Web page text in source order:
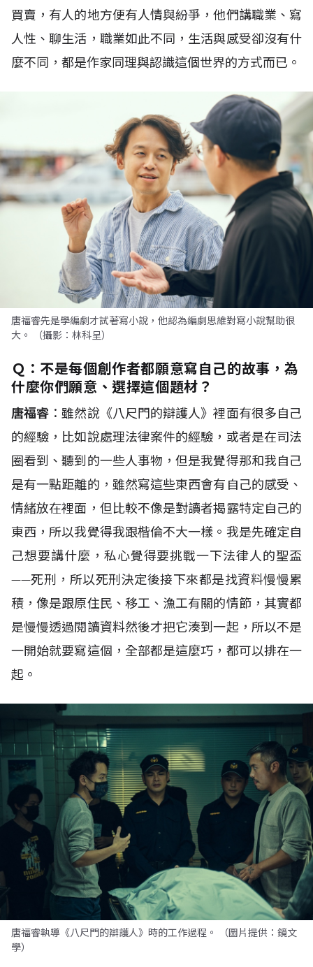
買賣，有人的地方便有人情與紛爭，他們講職業、寫
人性、聊生活，職業如此不同，生活與感受卻沒有什
麼不同，都是作家同理與認識這個世界的方式而已。
唐福睿先是學編劇才試著寫小說，他認為編劇思維對寫小說幫助很
大。 （攝影：林科呈）
Ｑ： 不是每個創作者都願意寫自己的故事，為
什麼你們願意、選擇這個題材？
唐福睿 ：雖然說《八尺門的辯護人》裡面有很多自己
的經驗，比如說處理法律案件的經驗，或者是在司法
圈看到、聽到的一些人事物，但是我覺得那和我自己
是有一點距離的，雖然寫這些東西會有自己的感受、
情緒放在裡面，但比較不像是對讀者揭露特定自己的
東西，所以我覺得我跟楷倫不大一樣。我是先確定自
己想要講什麼，私心覺得要挑戰一下法律人的聖盃
——死刑，所以死刑決定後接下來都是找資料慢慢累
積，像是跟原住民、移工、漁工有關的情節，其實都
是慢慢透過閱讀資料然後才把它湊到一起，所以不是
一開始就要寫這個，全部都是這麼巧，都可以排在一
起。
唐福睿執導《八尺門的辯護人》時的工作過程。 （圖片提供：鏡文
學）